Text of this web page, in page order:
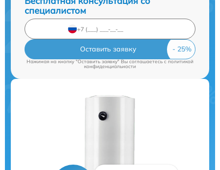
специалистом
Оставить заявку
Нажимая на кнопку "Оставить заявку" Вы соглашаетесь cполитикой
конфиденциальности